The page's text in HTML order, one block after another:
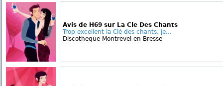
Avis de H69 sur La Cle Des Chants
Trop excellent la Clé des chants, je...
Discotheque Montrevel en Bresse